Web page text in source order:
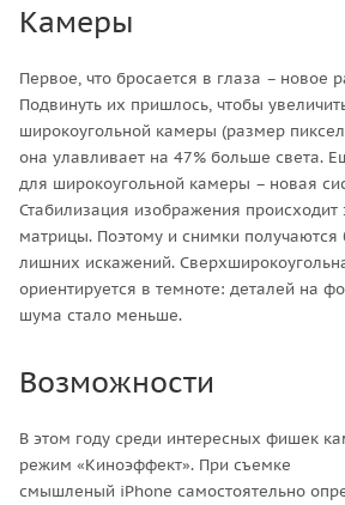
Камеры
Первое, что бросается в глаза – новое
Подвинуть их пришлось, чтобы
широкоугольной камеры (размер
она улавливает на 47% больше света.
для широкоугольной камеры – новая
Стабилизация изображения происходит
матрицы. Поэтому и снимки получаются
лишних искажений.
ориентируется в темноте: деталей на
шума стало меньше.
Возможности
В этом году среди интересных фишек
режим «Киноэффект». При съемке
смышленый iPhone самостоятельно